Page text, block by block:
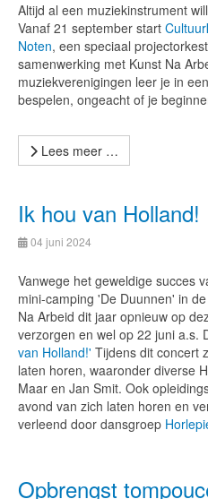
Altijd al een muziekinstrument
Vanaf 21 september start
Noten, een speciaal
samenwerking met Kunst Na
muziekverenigingen leer je in
bespelen, ongeacht of je
Lees meer …
Ik hou van Holland!
04 juni 2024
Vanwege het geweldige succes
mini-camping 'De Duunnen' in
Na Arbeid dit jaar opnieuw op
verzorgen en wel op 22 juni a.s.
van Holland!' Tijdens dit concert
laten horen, waaronder diverse
Maar en Jan Smit. Ook
avond van zich laten horen en
verleend door dansgroep
Opbrengst